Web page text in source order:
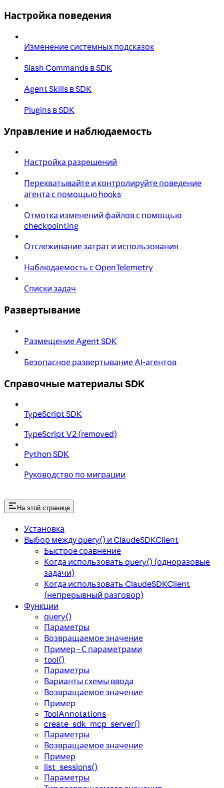
Настройка поведения
Изменение системных подсказок
Slash Commands в SDK
Agent Skills в SDK
Plugins в SDK
Управление и наблюдаемость
Настройка разрешений
Перехватывайте и контролируйте поведение
агента с помощью hooks
Отмотка изменений файлов с помощью
checkpointing
Отслеживание затрат и использования
Наблюдаемость с OpenTelemetry
Списки задач
Развертывание
Размещение Agent SDK
Безопасное развертывание AI-агентов
Справочные материалы SDK
TypeScript SDK
TypeScript V2 (removed)
Python SDK
Руководство по миграции
На этой странице
Установка
Выбор между query() и ClaudeSDKClient
Быстрое сравнение
Когда использовать query() (одноразовые
задачи)
Когда использовать ClaudeSDKClient
(непрерывный разговор)
Функции
query()
Параметры
Возвращаемое значение
Пример - С параметрами
tool()
Параметры
Варианты схемы ввода
Возвращаемое значение
Пример
ToolAnnotations
create_sdk_mcp_server()
Параметры
Возвращаемое значение
Пример
list_sessions()
Параметры